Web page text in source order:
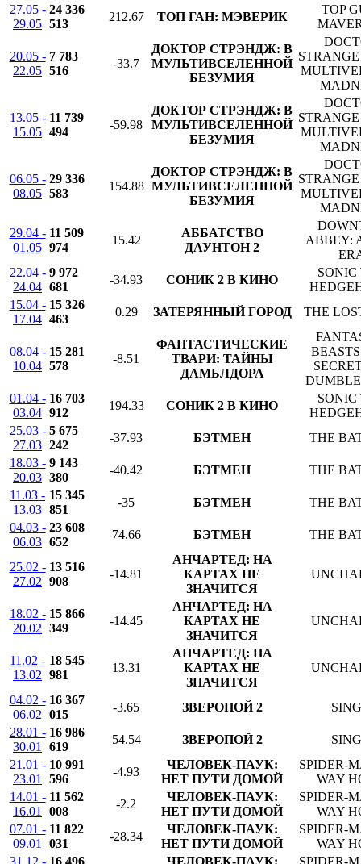
27.05 -
29.05
24 336
513
212.67 ТОП ГАН: МЭВЕРИК
TOP
20.05 -
22.05
7 783
516
-33.7
ДОКТОР СТРЭНДЖ: В
МУЛЬТИВСЕЛЕННОЙ
БЕЗУМИЯ
13.05 -
15.05
11 739
494
-59.98
ДОКТОР СТРЭНДЖ: В
МУЛЬТИВСЕЛЕННОЙ
БЕЗУМИЯ
06.05 -
08.05
29 336
583
154.88
ДОКТОР СТРЭНДЖ: В
МУЛЬТИВСЕЛЕННОЙ
БЕЗУМИЯ
29.04 -
01.05
11 509
974
15.42
АББАТСТВО
ДАУНТОН 2
ABBEY:
22.04 -
24.04
9 972
681
-34.93 СОНИК 2 В КИНО
SONIC
15.04 -
17.04
15 326
463
0.29 ЗАТЕРЯННЫЙ ГОРОД THE
08.04 -
10.04
15 281
578
-8.51
ФАНТАСТИЧЕСКИЕ
ТВАРИ: ТАЙНЫ
ДАМБЛДОРА
01.04 -
03.04
16 703
912
194.33 СОНИК 2 В КИНО
SONIC
25.03 -
27.03
5 675
242
-37.93 БЭТМЕН
THE
18.03 -
20.03
9 143
380
-40.42 БЭТМЕН
THE
11.03 -
13.03
15 345
851
-35 БЭТМЕН
THE
04.03 -
06.03
23 608
652
74.66 БЭТМЕН THE
25.02 -
27.02
13 516
908
-14.81
АНЧАРТЕД: НА
КАРТАХ НЕ
ЗНАЧИТСЯ
18.02 -
20.02
15 866
349
-14.45
АНЧАРТЕД: НА
КАРТАХ НЕ
ЗНАЧИТСЯ
11.02 -
13.02
18 545
981
13.31
АНЧАРТЕД: НА
КАРТАХ НЕ
ЗНАЧИТСЯ
04.02 -
06.02
16 367
015
-3.65 ЗВЕРОПОЙ 2
28.01 -
30.01
16 986
619
54.54 ЗВЕРОПОЙ 2
21.01 -
23.01
10 991
596
-4.93
ЧЕЛОВЕК-ПАУК:
НЕТ ПУТИ ДОМОЙ
SPIDER-
WAY
14.01 -
16.01
11 562
008
-2.2
ЧЕЛОВЕК-ПАУК:
НЕТ ПУТИ ДОМОЙ
SPIDER-
WAY
07.01 -
09.01
11 822
031
-28.34
ЧЕЛОВЕК-ПАУК:
НЕТ ПУТИ ДОМОЙ
SPIDER-
WAY